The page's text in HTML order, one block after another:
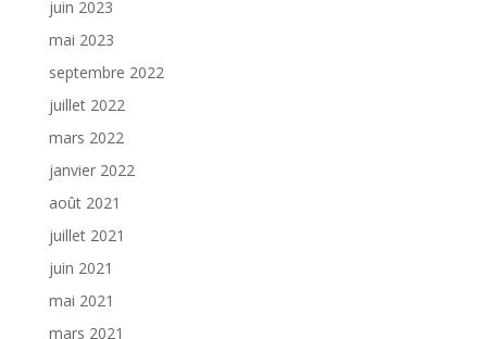
juin 2023
mai 2023
septembre 2022
juillet 2022
mars 2022
janvier 2022
août 2021
juillet 2021
juin 2021
mai 2021
mars 2021